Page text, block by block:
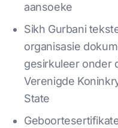
aansoeke
Sikh Gurbani
organisasie
gesirkuleer onder
Verenigde
State